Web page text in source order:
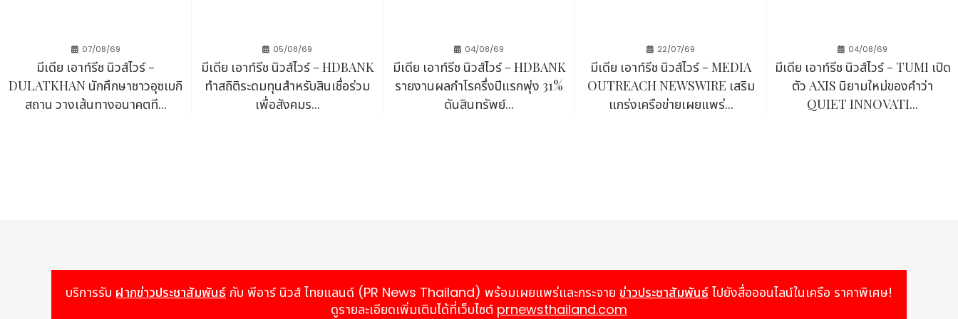
เป็นหนึ่งในตลาดการชำระเงินดิจิทัลที่เติบโตเร็วที่สุดในโลก Wibmo มีความเชี่ยวชาญในการส่งมอบโซลูชันด้านการป้องกันการฉ้อโกงและการบริหารความเสี่ยง, บริการทางการเงินดิจิทัล, โซลูชัน
บัตรเติมเงิน และบริการรับชำระเงินสำหรับร้านค้าอย่างครบวงจร ศึกษาข้อมูลเพิ่มเติมได้ที่:
https://wibmo.com/
07/08/69
มีเดีย เอาท์รีช นิวส์ไวร์ -
DULATKHAN นักศึกษาชาวอุซเบกิ
สถาน วางเส้นทางอนาคตที...
05/08/69
มีเดีย เอาท์รีช นิวส์ไวร์ - HDBANK
ทำสถิติระดมทุนสำหรับสินเชื่อร่วม
เพื่อสังคมร...
04/08/69
มีเดีย เอาท์รีช นิวส์ไวร์ - HDBANK
รายงานผลกำไรครึ่งปีแรกพุ่ง 31%
ดันสินทรัพย์...
22/07/69
มีเดีย เอาท์รีช นิวส์ไวร์ - MEDIA
OUTREACH NEWSWIRE เสริม
แกร่งเครือข่ายเผยแพร่...
04/08/69
มีเดีย เอาท์รีช นิวส์ไวร์ - TUMI เปิด
ตัว AXIS นิยามใหม่ของคำว่า
QUIET INNOVATI...
บริการรับ ฝากข่าวประชาสัมพันธ์ กับ พีอาร์ นิวส์ ไทยแลนด์ (PR News Thailand) พร้อมเผยแพร่และกระจาย ข่าวประชาสัมพันธ์ ไปยังสื่อออนไลน์ในเครือ ราคาพิเศษ!
ดูรายละเอียดเพิ่มเติมได้ที่เว็บไซต์ prnewsthailand.com